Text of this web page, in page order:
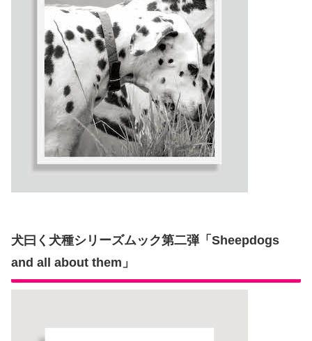
犬曰く犬種シリーズムック第二弾「Sheepdogs
and all about them」